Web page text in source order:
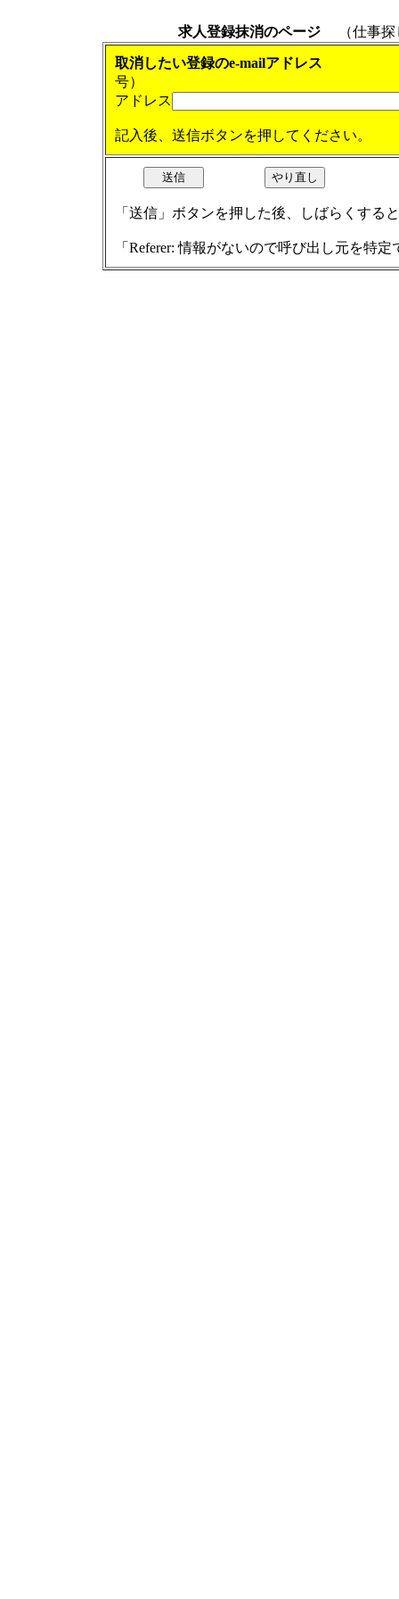
求人登録抹消のページ （仕事探
取消したい登録のe-mailアドレ
号）
アドレス
記入後、送信ボタンを押してください。
「送信」ボタンを押した後、しばらくする
「Referer: 情報がないので呼び出し元を